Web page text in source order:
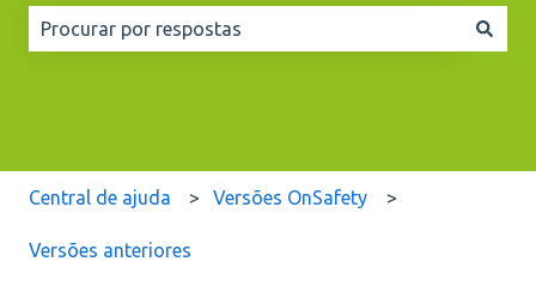
Central de ajuda Versões OnSafety
Versões anteriores